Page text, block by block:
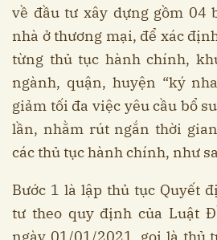
về đầu tư xây dựng gồm 04
nhà ở thương mại, để xác
từng thủ tục hành chính,
ngành, quận, huyện “ký
giảm tối đa việc yêu cầu bổ
lần, nhằm rút ngắn thời
các thủ tục hành chính, như
Bước 1 là lập thủ tục Quyết
tư theo quy định của Luật